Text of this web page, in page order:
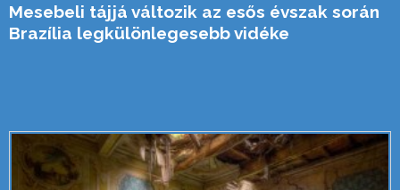
Mesebeli tájjá változik az esős évszak során
Brazília legkülönlegesebb vidéke